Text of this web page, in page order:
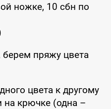
ножке, 10 сбн по
берем пряжу цвета
цвета к другому
на крючке (одна –